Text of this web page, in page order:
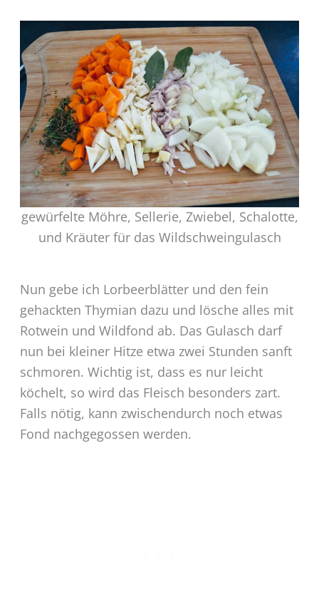
gewürfelte Möhre, Sellerie, Zwiebel, Schalotte,
und Kräuter für das Wildschweingulasch
Nun gebe ich Lorbeerblätter und den fein
gehackten Thymian dazu und lösche alles mit
Rotwein und Wildfond ab. Das Gulasch darf
nun bei kleiner Hitze etwa zwei Stunden sanft
schmoren. Wichtig ist, dass es nur leicht
köchelt, so wird das Fleisch besonders zart.
Falls nötig, kann zwischendurch noch etwas
Fond nachgegossen werden.